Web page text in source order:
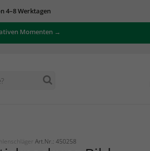
4–8 Werktagen
Momenten →
Art.Nr.: 450258